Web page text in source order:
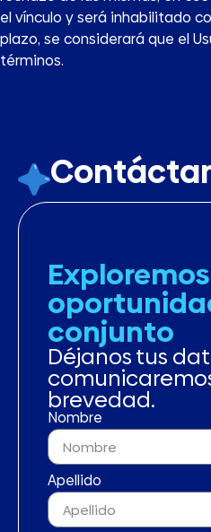
el vínculo y será inhabilitado
plazo, se considerará que el
términos.
Exploremos
conjunto
Déjanos tus
brevedad.
Nombre
Apellido